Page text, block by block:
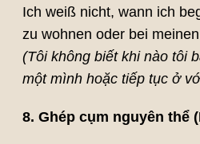
Ich weiß nicht, wann ich
zu wohnen oder bei
(Tôi không biết khi nào tôi
một mình hoặc tiếp tục ở
8. Ghép cụm nguyên thể